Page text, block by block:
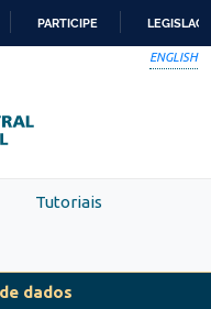
PARTICIPE
ENGLISH
Tutoriais
dados